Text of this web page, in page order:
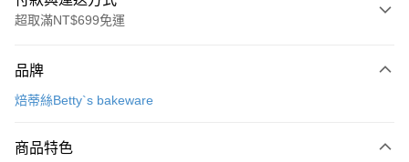
超取滿NT$699免運
信用卡一次付款
品牌
焙蒂絲Betty`s bakeware
商品特色